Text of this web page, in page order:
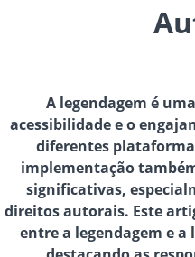
A legendagem é
acessibilidade e o
diferentes
implementação
significativas,
direitos autorais. Este
entre a legendagem e